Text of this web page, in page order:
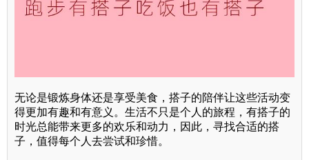
无论是锻炼身体还是享受美食，搭子的陪伴让这些活动变
得更加有趣和有意义。生活不只是个人的旅程，有搭子的
时光总能带来更多的欢乐和动力，因此，寻找合适的搭
子，值得每个人去尝试和珍惜。